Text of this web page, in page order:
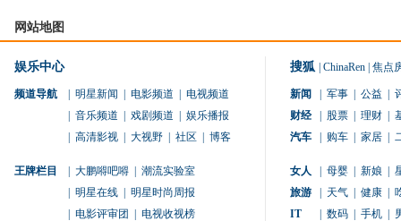
网站地图
娱乐中心
频道导航 明星新闻 电影频道
电视频道
音乐频道 戏剧频道
娱乐播报
高清影视 大视野 社区 博客
王牌栏目 大鹏嘚吧嘚
潮流实验室
明星在线
明星时尚周报
电影评审团
电视收视榜
搜狐 ChinaRen 焦点
新闻 军事 公益
财经
股票 理财
汽车
购车 家居
女人 母婴 新娘
旅游
天气 健康
IT
数码 手机